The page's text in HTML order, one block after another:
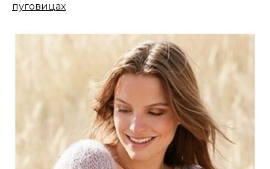
пуговицах